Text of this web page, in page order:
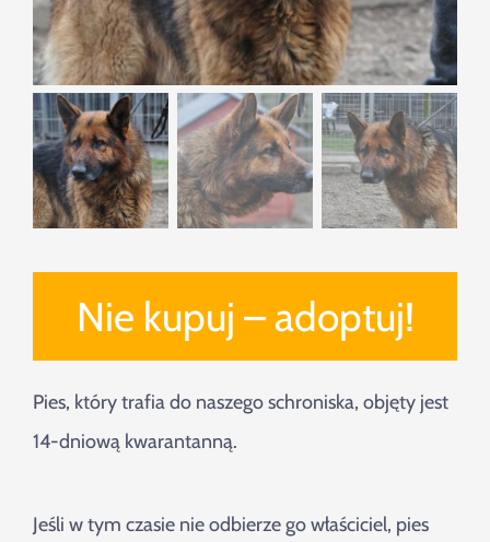
Nie kupuj – adoptuj!
Pies, który trafia do naszego schroniska, objęty jest
14-dniową kwarantanną.
Jeśli w tym czasie nie odbierze go właściciel, pies